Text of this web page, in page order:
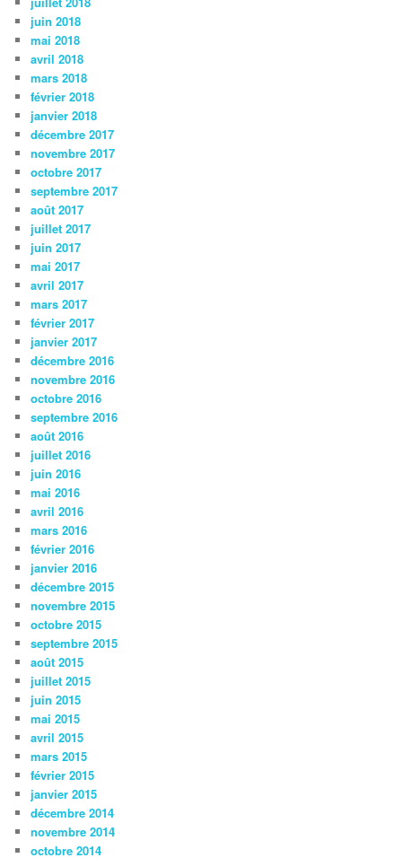
juin 2018
mai 2018
avril 2018
mars 2018
février 2018
janvier 2018
décembre 2017
novembre 2017
octobre 2017
septembre 2017
août 2017
juillet 2017
juin 2017
mai 2017
avril 2017
mars 2017
février 2017
janvier 2017
décembre 2016
novembre 2016
octobre 2016
septembre 2016
août 2016
juillet 2016
juin 2016
mai 2016
avril 2016
mars 2016
février 2016
janvier 2016
décembre 2015
novembre 2015
octobre 2015
septembre 2015
août 2015
juillet 2015
juin 2015
mai 2015
avril 2015
mars 2015
février 2015
janvier 2015
décembre 2014
novembre 2014
octobre 2014